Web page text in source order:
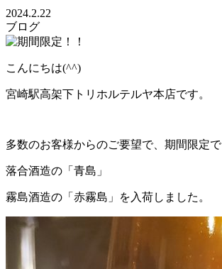
2024.2.22
ブログ
こんにちは(^^)
宮崎駅高架下トリホルテルヤ本店です。
多数のお客様からのご要望で、期間限定で
落合酒造の「青島」
霧島酒造の「赤霧島」を入荷しました。